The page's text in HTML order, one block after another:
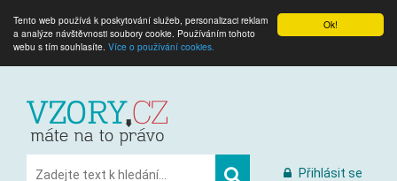
Ok!
Tento web používá k poskytování služeb, personalizaci reklam
a analýze návštěvnosti soubory cookie. Používáním tohoto
webu s tím souhlasíte. Více o používání cookies.
Přihlásit se